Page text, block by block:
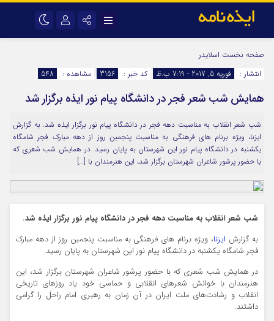
اینستاگرام
سروش
ایتا
آپارات
اپلیکیشن رمز عبور
مرا به خاطر بسپار
صفحه نخست اسلایدر
انتشار :
فوریه 5, 2017 - 7:19 ب.ظ کد خبر : 3156 مشاهده : 548
همایش شب شعر فجر در دانشگاه پیام نور ایذه برگزار شد
شب شعر انقلاب به مناسبت دهه فجر در دانشگاه پیام نور برگزار ایذه شد. به گزارش
ایزنا، ویژه برنام‌ های فرهنگی به مناسبت پنجمبن روز از دهه مبارک فجر شامگاه
یکشنبه در دانشگاه پیام نور این شهرستان به پایان رسید. در همایش شب شعری که
با حضور پرشور شاعران شهرستان برگزار شد، این هنرمندان با […]
شب شعر انقلاب به مناسبت دهه فجر در دانشگاه پیام نور برگزار ایذه شد.
به گزارش ایزنا، ویژه برنام‌ های فرهنگی به مناسبت پنجمبن روز از دهه مبارک
فجر شامگاه یکشنبه در دانشگاه پیام نور این شهرستان به پایان رسید.
در همایش شب شعری که با حضور پرشور شاعران شهرستان برگزار شد، این
هنرمندان با خوانش شعرهای انقلابی و حماسی خود یاد روزهای تاریخی
انقلاب و رشادت‌های ملت ایران در آن زمان به رهبری امام راحل را گرامی
داشتند.